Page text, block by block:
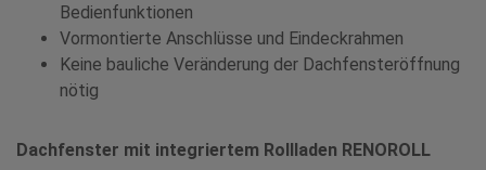
Bedienfunktionen
Vormontierte Anschlüsse und Eindeckrahmen
Keine bauliche Veränderung der Dachfensteröffnung
nötig
Dachfenster mit integriertem Rollladen RENOROLL